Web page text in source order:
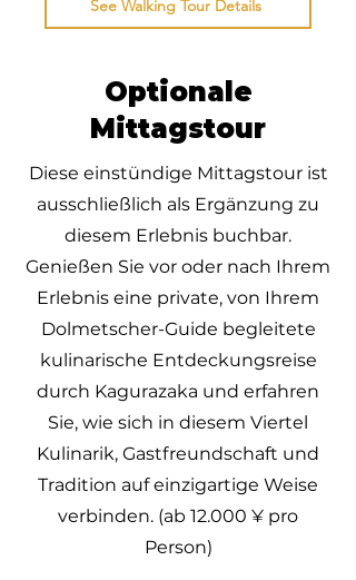
See Walking Tour Details
Optionale
Mittagstour
Diese einstündige Mittagstour ist
ausschließlich als Ergänzung zu
diesem Erlebnis buchbar.
Genießen Sie vor oder nach Ihrem
Erlebnis eine private, von Ihrem
Dolmetscher-Guide begleitete
kulinarische Entdeckungsreise
durch Kagurazaka und erfahren
Sie, wie sich in diesem Viertel
Kulinarik, Gastfreundschaft und
Tradition auf einzigartige Weise
verbinden. (ab 12.000 ¥ pro
Person)